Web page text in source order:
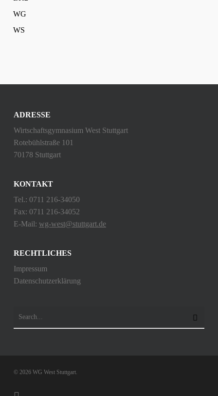
WG
WS
ADRESSE
Wirtschaftsgymnasium West Stuttgart
Rotebühlstraße 101
70178 Stuttgart
KONTAKT
Tel.: 0711 216-34050
Fax: 0711 216-34052
E-Mail: wg-west@stuttgart.de
RECHTLICHES
Impressum
Datenschutzerklärung
© 2026 WG West Stuttgart.
instagram